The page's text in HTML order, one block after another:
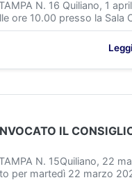
N. 16 Quiliano, 1
ore 10.00 presso la Sala
IL
N. 15Quiliano, 22
per martedì 22 marzo